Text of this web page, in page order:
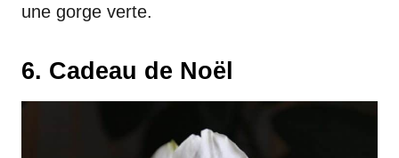
une gorge verte.
6. Cadeau de Noël